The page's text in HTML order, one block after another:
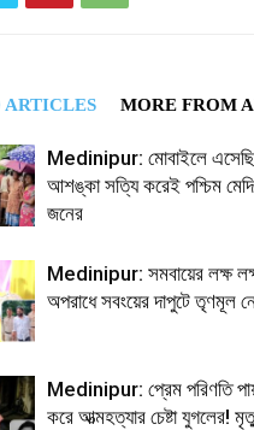
ARTICLES MORE FROM
Medinipur: মোবাইলে এসেছিল
আশঙ্কা সত্যি করেই পশ্চিম
জনের
Medinipur: সমবায়ের লক্ষ
অপরাধে সবংয়ের দাপুটে তৃণমূল
Medinipur: প্রেম পরিণতি
করে আত্মহত্যার চেষ্টা যুগলের!